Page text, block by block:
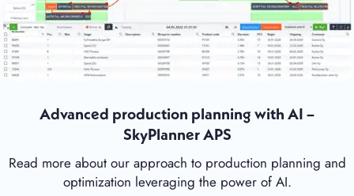
Advanced production planning with AI –
SkyPlanner APS
Read more about our approach to production planning and
optimization leveraging the power of AI.